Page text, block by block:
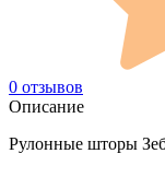
0 отзывов
Описание
Рулонные шторы